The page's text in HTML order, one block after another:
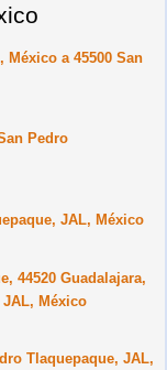
México a 45500 San
Pedro
JAL, México
44520 Guadalajara,
JAL, México
Tlaquepaque, JAL,